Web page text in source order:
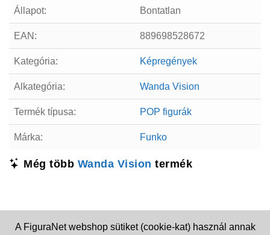
Állapot: Bontatlan
EAN: 889698528672
Kategória: Képregények
Alkategória: Wanda Vision
Termék típusa: POP figurák
Márka: Funko
Még több Wanda Vision termék
A FiguraNet webshop sütiket (cookie-kat) használ annak